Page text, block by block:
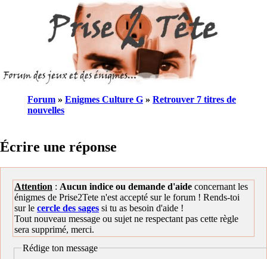
Forum » Enigmes Culture G » Retrouver 7 titres de
nouvelles
Écrire une réponse
Attention : Aucun indice ou demande d'aide concernant les
énigmes de Prise2Tete n'est accepté sur le forum ! Rends-toi
sur le cercle des sages si tu as besoin d'aide !
Tout nouveau message ou sujet ne respectant pas cette règle
sera supprimé, merci.
Rédige ton message